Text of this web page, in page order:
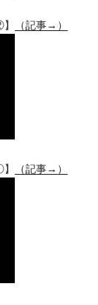
（記事→）
（記事→）